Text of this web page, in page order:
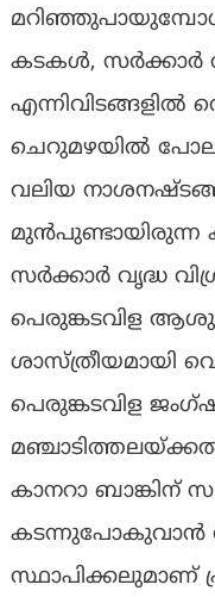
കടകൾ, സർക്കാർ
എന്നിവിടങ്ങളിൽ
ചെറുമഴയിൽ
വലിയ
മുൻപുണ്ടായിരുന്ന
സർക്കാർ വൃദ്ധ
പെരുങ്കടവിള
ശാസ്ത്രീയമായി
പെരുങ്കടവിള
കാനറാ ബാങ്കിന്
കടന്നുപോകുവാൻ
സ്ഥാപിക്കലുമാണ്